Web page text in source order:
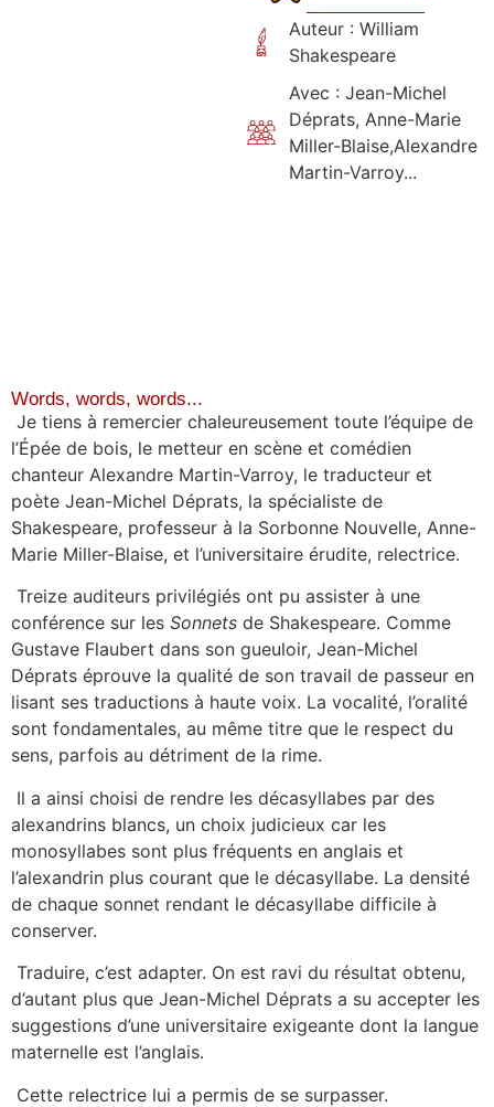
Auteur : William
Shakespeare
Avec : Jean-Michel
Déprats, Anne-Marie
Miller-Blaise,Alexandre
Martin-Varroy...
Words, words, words...
Je tiens à remercier chaleureusement toute l’équipe de
l’Épée de bois, le metteur en scène et comédien
chanteur Alexandre Martin-Varroy, le traducteur et
poète Jean-Michel Déprats, la spécialiste de
Shakespeare, professeur à la Sorbonne Nouvelle, Anne-
Marie Miller-Blaise, et l’universitaire érudite, relectrice.
Treize auditeurs privilégiés ont pu assister à une
conférence sur les Sonnets de Shakespeare. Comme
Gustave Flaubert dans son gueuloir, Jean-Michel
Déprats éprouve la qualité de son travail de passeur en
lisant ses traductions à haute voix. La vocalité, l’oralité
sont fondamentales, au même titre que le respect du
sens, parfois au détriment de la rime.
Il a ainsi choisi de rendre les décasyllabes par des
alexandrins blancs, un choix judicieux car les
monosyllabes sont plus fréquents en anglais et
l’alexandrin plus courant que le décasyllabe. La densité
de chaque sonnet rendant le décasyllabe difficile à
conserver.
Traduire, c’est adapter. On est ravi du résultat obtenu,
d’autant plus que Jean-Michel Déprats a su accepter les
suggestions d’une universitaire exigeante dont la langue
maternelle est l’anglais.
Cette relectrice lui a permis de se surpasser.